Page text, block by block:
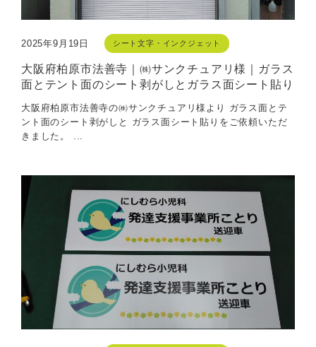
2025年9月19日 シート文字・インクジェット
大阪府柏原市法善寺｜㈱サンクチュアリ様｜ガラス
面とテント面のシート剥がしとガラス面シート貼り
大阪府柏原市法善寺の㈱サンクチュアリ様より ガラス面とテ
ント面のシート剥がしと ガラス面シート貼りをご依頼いただ
きました。 ...